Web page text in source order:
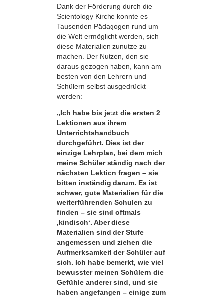
Dank der Förderung durch die
Scientology Kirche konnte es
Tausenden Pädagogen rund um
die Welt ermöglicht werden, sich
diese Materialien zunutze zu
machen. Der Nutzen, den sie
daraus gezogen haben, kann am
besten von den Lehrern und
Schülern selbst ausgedrückt
werden:
„Ich habe bis jetzt die ersten 2
Lektionen aus ihrem
Unterrichtshandbuch
durchgeführt. Dies ist der
einzige Lehrplan, bei dem mich
meine Schüler ständig nach der
nächsten Lektion fragen – sie
bitten inständig darum. Es ist
schwer, gute Materialien für die
weiterführenden Schulen zu
finden – sie sind oftmals
,kindisch‘. Aber diese
Materialien sind der Stufe
angemessen und ziehen die
Aufmerksamkeit der Schüler auf
sich. Ich habe bemerkt, wie viel
bewusster meinen Schülern die
Gefühle anderer sind, und sie
haben angefangen – einige zum